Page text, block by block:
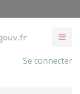
Se connecter